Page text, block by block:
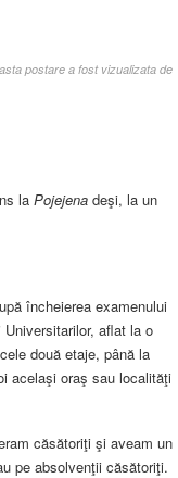
postare a fost vizualizata de
laPojejena deşi, la un
încheierea examenului
aflat la o
două etaje, până la
acelaşi oraş sau localităţi
căsătoriţi şi aveam un
pe absolvenţii căsătoriţi.